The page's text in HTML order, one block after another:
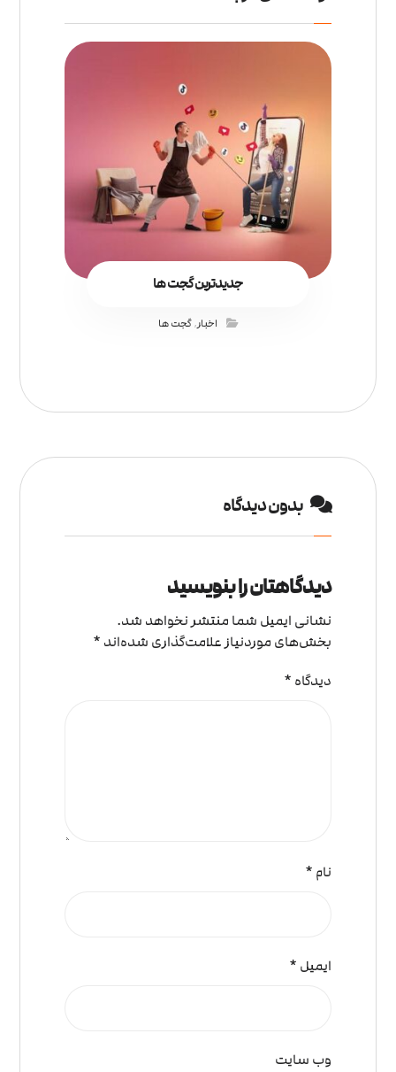
جدیدترین گجت ها
اخبار,گجت ها
بدون دیدگاه
دیدگاهتان را بنویسید
نشانی ایمیل شما منتشر نخواهد شد.
بخش‌های موردنیاز علامت‌گذاری شده‌اند *
دیدگاه *
نام *
ایمیل *
وب‌ سایت